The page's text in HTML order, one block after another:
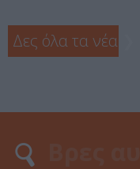
Δες όλα τα νέα